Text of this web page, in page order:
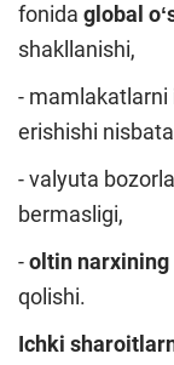
fonida global
shakllanishi,
- mamlakatlarni
erishishi
- valyuta
bermasligi,
-oltin narxining
qolishi.
Ichki